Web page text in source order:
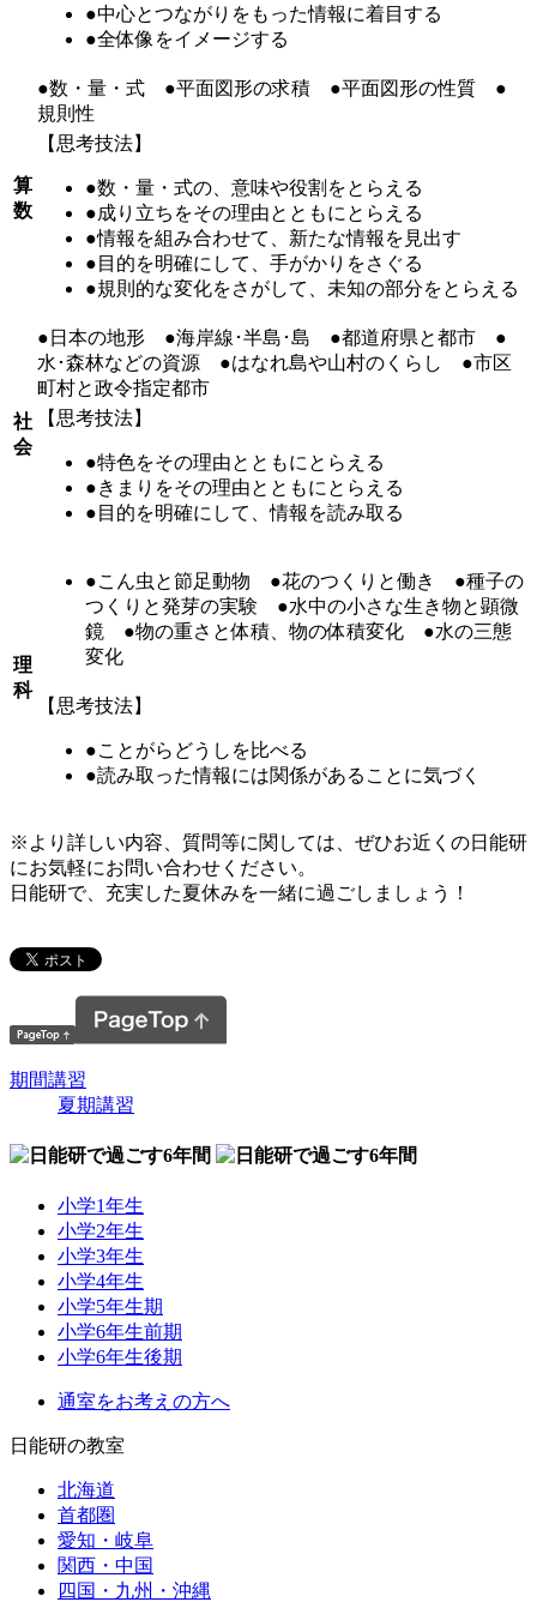
●中心とつながりをもった情報に着目する
●全体像をイメージする
算
数
●数・量・式 ●平面図形の求積 ●平面図形の性質 ●
規則性
【思考技法】
●数・量・式の、意味や役割をとらえる
●成り立ちをその理由とともにとらえる
●情報を組み合わせて、新たな情報を見出す
●目的を明確にして、手がかりをさぐる
●規則的な変化をさがして、未知の部分をとらえる
社
会
●日本の地形 ●海岸線･半島･島 ●都道府県と都市 ●
水･森林などの資源 ●はなれ島や山村のくらし ●市区
町村と政令指定都市
【思考技法】
●特色をその理由とともにとらえる
●きまりをその理由とともにとらえる
●目的を明確にして、情報を読み取る
理
科
●こん虫と節足動物 ●花のつくりと働き ●種子の
つくりと発芽の実験 ●水中の小さな生き物と顕微
鏡 ●物の重さと体積、物の体積変化 ●水の三態
変化
【思考技法】
●ことがらどうしを比べる
●読み取った情報には関係があることに気づく
※より詳しい内容、質問等に関しては、ぜひお近くの日能研
にお気軽にお問い合わせください。
日能研で、充実した夏休みを一緒に過ごしましょう！
期間講習
夏期講習
小学1年生
小学2年生
小学3年生
小学4年生
小学5年生期
小学6年生前期
小学6年生後期
通室をお考えの方へ
日能研の教室
北海道
首都圏
愛知・岐阜
関西・中国
四国・九州・沖縄